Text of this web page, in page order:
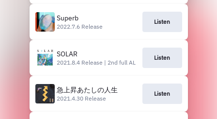
Superb
2022.7.6 Release
Listen
SOLAR
2021.8.4 Release | 2nd full AL
Listen
急上昇あたしの人生
2021.4.30 Release
Listen